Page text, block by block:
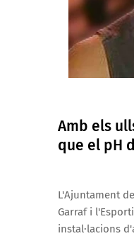
Amb els
que el pH
L'Ajuntament
Garraf i
instal·lacions